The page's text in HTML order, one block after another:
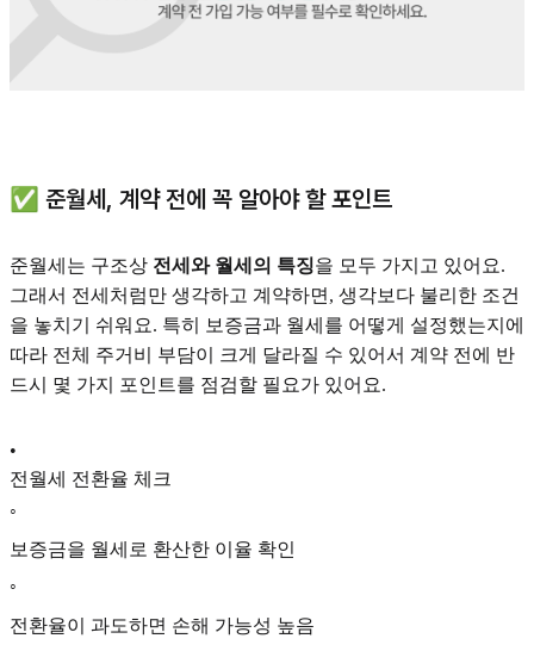
✅ 준월세, 계약 전에 꼭 알아야 할 포인트
준월세는 구조상 전세와 월세의 특징을 모두 가지고 있어요.
그래서 전세처럼만 생각하고 계약하면, 생각보다 불리한 조건
을 놓치기 쉬워요. 특히 보증금과 월세를 어떻게 설정했는지에
따라 전체 주거비 부담이 크게 달라질 수 있어서 계약 전에 반
드시 몇 가지 포인트를 점검할 필요가 있어요.
•
전월세 전환율 체크
◦
보증금을 월세로 환산한 이율 확인
◦
전환율이 과도하면 손해 가능성 높음